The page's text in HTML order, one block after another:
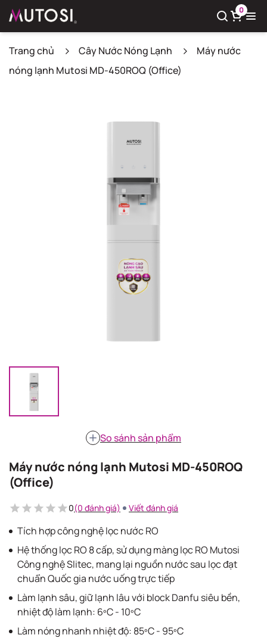
0
Trang chủ Cây Nước Nóng Lạnh
Máy nước
nóng lạnh Mutosi MD-450ROQ (Office)
So sánh sản phẩm
Máy nước nóng lạnh Mutosi MD-450ROQ
(Office)
0(0 đánh giá) Viết đánh giá
Tích hợp công nghệ lọc nước RO
Hệ thống lọc RO 8 cấp, sử dụng màng lọc RO Mutosi
Công nghệ Slitec, mang lại nguồn nước sau lọc đạt
chuẩn Quốc gia nước uống trực tiếp
Làm lạnh sâu, giữ lạnh lâu với block Danfu siêu bền,
nhiệt độ làm lạnh: 6ºC - 10ºC
Làm nóng nhanh nhiệt độ: 85ºC - 95ºC